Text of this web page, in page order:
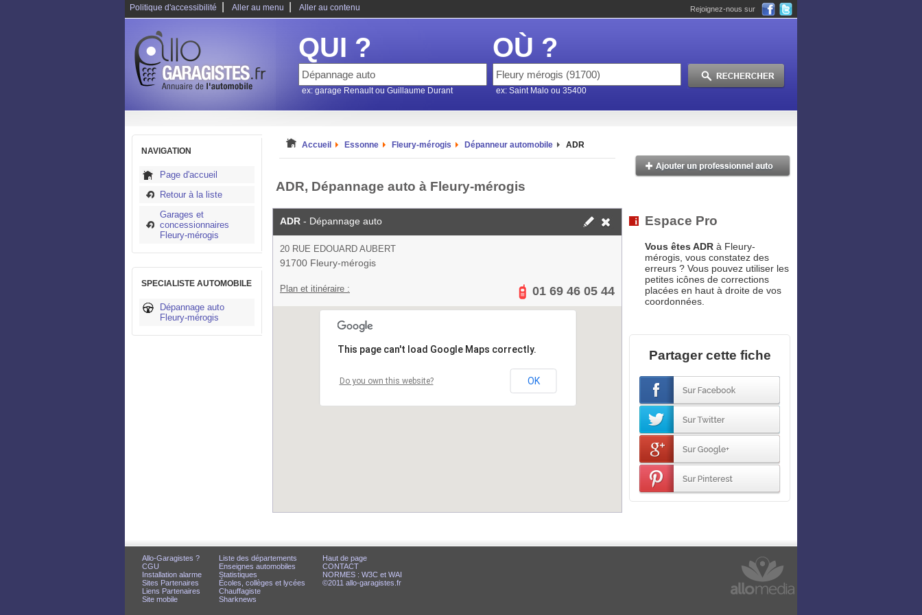
Politique d'accessibilité Aller au menu Aller au contenu Rejoignez-nous sur
QUI ?
ex: garage Renault ou Guillaume Durant
OÙ ?
ex: Saint Malo ou 35400
NAVIGATION
Page d'accueil
Retour à la liste
Garages et
concessionnaires
Fleury-mérogis
SPECIALISTE AUTOMOBILE
Dépannage auto
Fleury-mérogis
Accueil Essonne Fleury-mérogis Dépanneur automobile ADR
ADR, Dépannage auto à Fleury-mérogis
ADR - Dépannage auto
20 RUE EDOUARD AUBERT
91700 Fleury-mérogis
Plan et itinéraire : 01 69 46 05 44
This page can't load Google Maps correctly.
Do you own this website? OK
This page can't load Google Maps correctly.
Do you own this website? OK
Espace Pro
Vous êtes ADR à Fleury-
mérogis, vous constatez des
erreurs ? Vous pouvez utiliser les
petites icônes de corrections
placées en haut à droite de vos
coordonnées.
Partager cette fiche
Allo-Garagistes ?
CGU
Installation alarme
Sites Partenaires
Liens Partenaires
Site mobile
Liste des départements
Enseignes automobiles
Statistiques
Écoles, collèges et lycées
Chauffagiste
Sharknews
Haut de page
CONTACT
NORMES : W3C et WAI
©2011 allo-garagistes.fr